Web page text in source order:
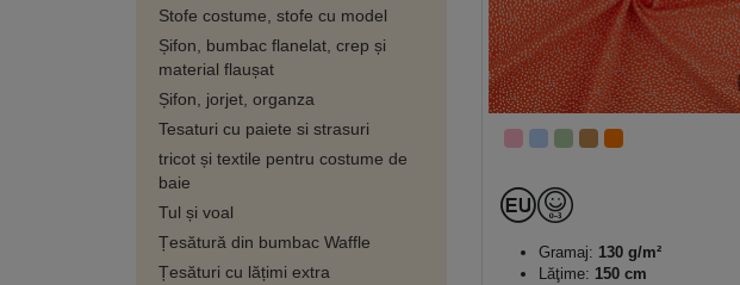
Stofe costume, stofe cu model
Șifon, bumbac flanelat, crep și
material flaușat
Șifon, jorjet, organza
Tesaturi cu paiete si strasuri
tricot și textile pentru costume de
baie
Tul și voal
Țesătură din bumbac Waffle
Țesături cu lățimi extra
Gramaj: 130 g/m²
Lăţime: 150 cm